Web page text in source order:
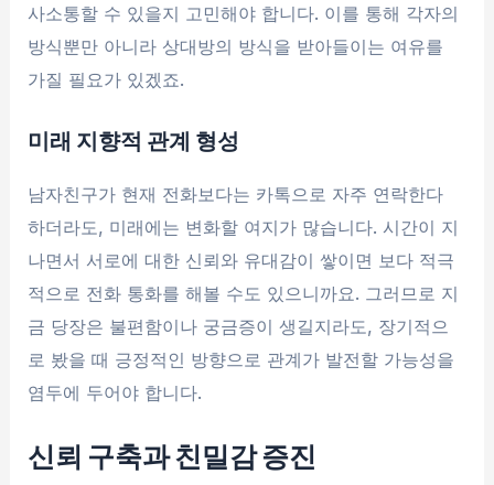
사소통할 수 있을지 고민해야 합니다. 이를 통해 각자의
방식뿐만 아니라 상대방의 방식을 받아들이는 여유를
가질 필요가 있겠죠.
미래 지향적 관계 형성
남자친구가 현재 전화보다는 카톡으로 자주 연락한다
하더라도, 미래에는 변화할 여지가 많습니다. 시간이 지
나면서 서로에 대한 신뢰와 유대감이 쌓이면 보다 적극
적으로 전화 통화를 해볼 수도 있으니까요. 그러므로 지
금 당장은 불편함이나 궁금증이 생길지라도, 장기적으
로 봤을 때 긍정적인 방향으로 관계가 발전할 가능성을
염두에 두어야 합니다.
신뢰 구축과 친밀감 증진